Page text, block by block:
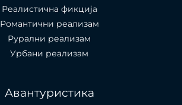
Реалистична фикција
Романтични реализам
Рурални реализам
Урбани реализам
Авантуристика